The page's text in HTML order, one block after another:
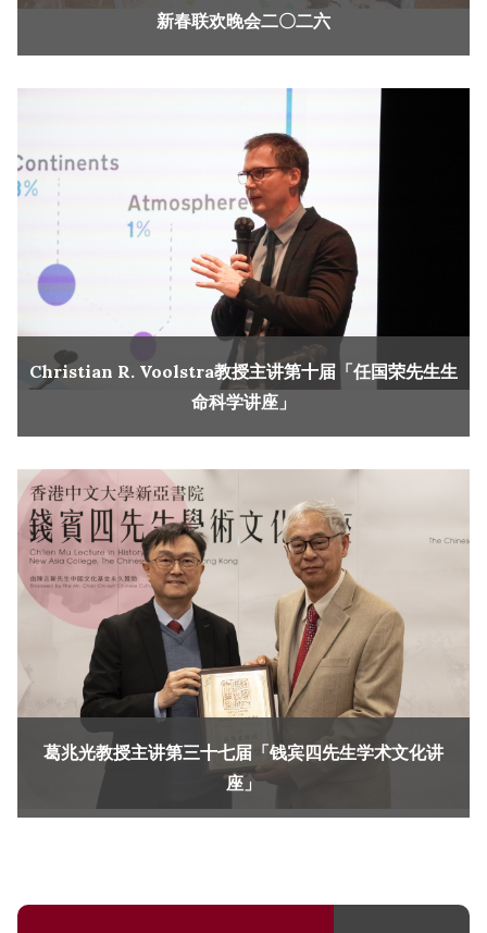
新春联欢晚会二〇二六
Christian R. Voolstra教授主讲第十届「任国荣先生生
命科学讲座」
葛兆光教授主讲第三十七届「钱宾四先生学术文化讲
座」